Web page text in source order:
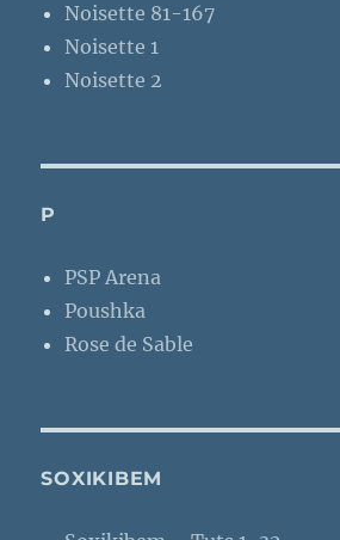
Noisette 81-167
Noisette 1
Noisette 2
P
PSP Arena
Poushka
Rose de Sable
SOXIKIBEM